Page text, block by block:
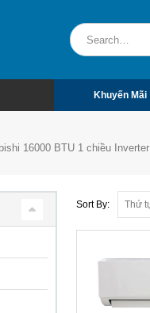
Khuyến Mãi
16000 BTU 1 chiều Inverter
Sort By: